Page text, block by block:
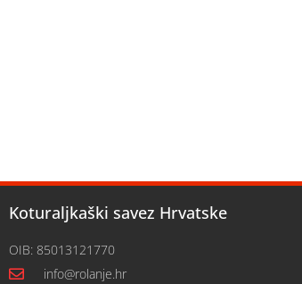
Koturaljkaški savez Hrvatske
OIB: 85013121770
info@rolanje.hr